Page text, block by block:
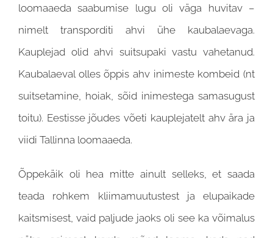
loomaaeda saabumise lugu oli väga huvitav –
nimelt transporditi ahvi ühe kaubalaevaga.
Kauplejad olid ahvi suitsupaki vastu vahetanud.
Kaubalaeval olles õppis ahv inimeste kombeid (nt
suitsetamine, hoiak, sõid inimestega samasugust
toitu). Eestisse jõudes võeti kauplejatelt ahv ära ja
viidi Tallinna loomaaeda.
Õppekäik oli hea mitte ainult selleks, et saada
teada rohkem kliimamuutustest ja elupaikade
kaitsmisest, vaid paljude jaoks oli see ka võimalus